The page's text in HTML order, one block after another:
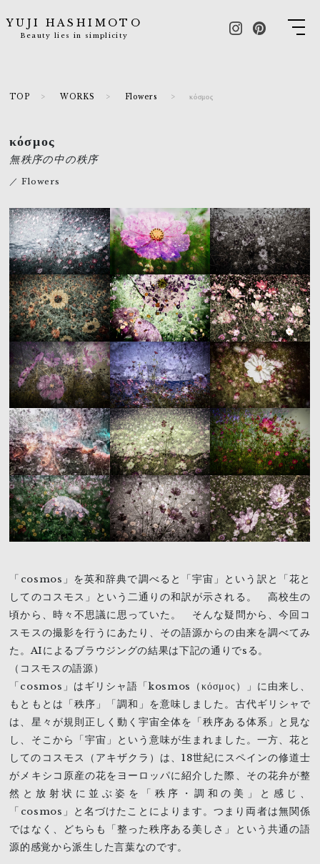
YUJI HASHIMOTO
Beauty lies in simplicity
TOP WORKS Flowers κόσμος
κόσμος
無秩序の中の秩序
／ Flowers
「cosmos」を英和辞典で調べると「宇宙」という訳と「花と
してのコスモス」という二通りの和訳が示される。 高校生の
頃から、時々不思議に思っていた。 そんな疑問から、今回コ
スモスの撮影を行うにあたり、その語源からの由来を調べてみ
た。AIによるブラウジングの結果は下記の通りでsる。
（コスモスの語源）
「cosmos」はギリシャ語「kosmos（κόσμος）」に由来し、
もともとは「秩序」「調和」を意味しました。古代ギリシャで
は、星々が規則正しく動く宇宙全体を「秩序ある体系」と見な
し、そこから「宇宙」という意味が生まれました。一方、花と
してのコスモス（アキザクラ）は、18世紀にスペインの修道士
がメキシコ原産の花をヨーロッパに紹介した際、その花弁が整
然と放射状に並ぶ姿を「秩序・調和の美」と感じ、
「cosmos」と名づけたことによります。つまり両者は無関係
ではなく、どちらも「整った秩序ある美しさ」という共通の語
源的感覚から派生した言葉なのです。